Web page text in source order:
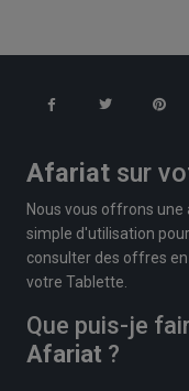
Afariat sur
Nous vous offrons
simple d'utilisation
consulter des offres
votre Tablette.
Que puis-je
Afariat ?